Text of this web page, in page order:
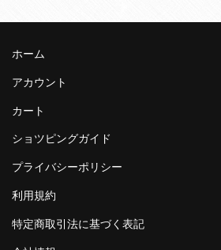
ホーム
アカウント
カート
ショツピングガイド
プライバシーポリシー
利用規約
特定商取引法に基づく表記